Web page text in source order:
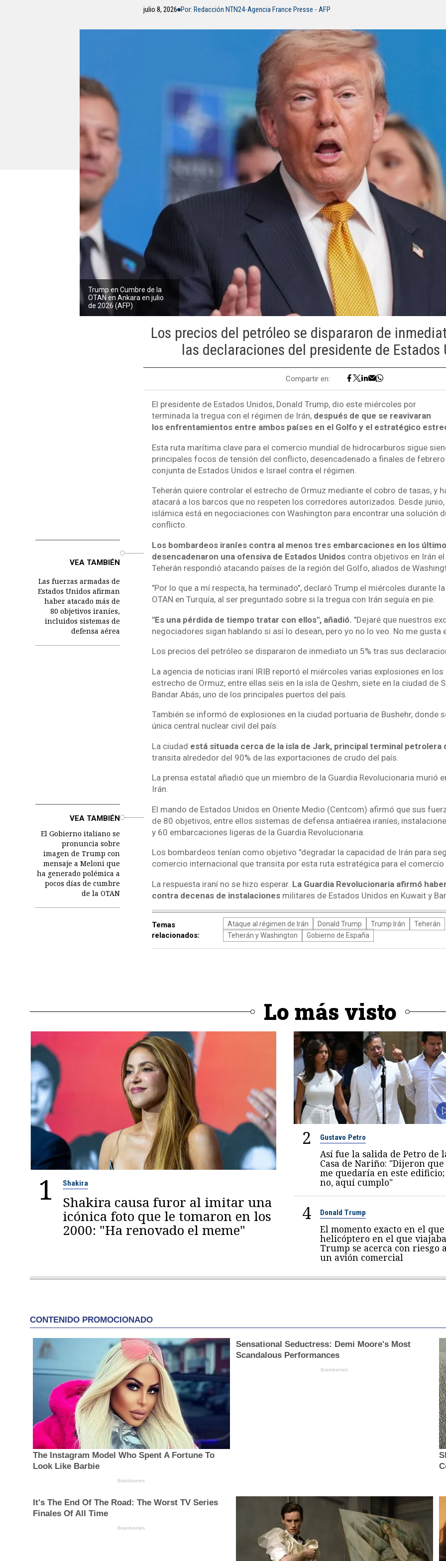
julio 8, 2026 Por: Redacción NTN24-Agencia France Presse - AFP
Trump en Cumbre de la
OTAN en Ankara en julio
de 2026 (AFP)
Los precios del petróleo se dispararon de
las declaraciones del presidente de Estados
Compartir en:
El presidente de Estados Unidos, Donald Trump, dio este miércoles por
terminada la tregua con el régimen de Irán, después de que se reavivaran
los enfrentamientos entre ambos países en el Golfo y el estratégico
Esta ruta marítima clave para el comercio mundial de hidrocarburos sigue
principales focos de tensión del conflicto, desencadenado a finales de
conjunta de Estados Unidos e Israel contra el régimen.
Teherán quiere controlar el estrecho de Ormuz mediante el cobro de tasas, y
atacará a los barcos que no respeten los corredores autorizados. Desde
islámica está en negociaciones con Washington para encontrar una solución
conflicto.
VEA TAMBIÉN
Las fuerzas armadas de
Estados Unidos afirman
haber atacado más de
80 objetivos iraníes,
incluidos sistemas de
defensa aérea
Los bombardeos iraníes contra al menos tres embarcaciones en los
desencadenaron una ofensiva de Estados Unidoscontra objetivos en Irán el
Teherán respondió atacando países de la región del Golfo, aliados de
"Por lo que a mí respecta, ha terminado", declaró Trump el miércoles durante
OTAN en Turquía, al ser preguntado sobre si la tregua con Irán seguía en pie.
"Es una pérdida de tiempo tratar con ellos", añadió. "Dejaré que nuestros
negociadores sigan hablando si así lo desean, pero yo no lo veo. No me gusta
Los precios del petróleo se dispararon de inmediato un 5% tras sus
La agencia de noticias iraní IRIB reportó el miércoles varias explosiones en
estrecho de Ormuz, entre ellas seis en la isla de Qeshm, siete en la ciudad de
Bandar Abás, uno de los principales puertos del país.
También se informó de explosiones en la ciudad portuaria de Bushehr, donde
única central nuclear civil del país.
La ciudad está situada cerca de la isla de Jark, principal terminal petrolera
transita alrededor del 90% de las exportaciones de crudo del país.
La prensa estatal añadió que un miembro de la Guardia Revolucionaria murió
Irán.
VEA TAMBIÉN
El Gobierno italiano se
pronuncia sobre
imagen de Trump con
mensaje a Meloni que
ha generado polémica a
pocos días de cumbre
de la OTAN
El mando de Estados Unidos en Oriente Medio (Centcom) afirmó que sus
de 80 objetivos, entre ellos sistemas de defensa antiaérea iraníes,
y 60 embarcaciones ligeras de la Guardia Revolucionaria.
Los bombardeos tenían como objetivo "degradar la capacidad de Irán para
comercio internacional que transita por esta ruta estratégica para el comercio
La respuesta iraní no se hizo esperar. La Guardia Revolucionaria afirmó
contra decenas de instalacionesmilitares de Estados Unidos en Kuwait y
Temas
relacionados:
Ataque al régimen de Irán Donald Trump Trump Irán
Teherán
Teherán y Washington
Gobierno de España
Lo más visto
1 Shakira
Shakira causa furor al imitar una
icónica foto que le tomaron en los
2000: "Ha renovado el meme"
2 Gustavo Petro
Así fue la salida de Petro de
Casa de Nariño: "Dijeron que
me quedaría en este
no, aquí cumplo"
4 Donald Trump
El momento exacto en el
helicóptero en el que viajaba
Trump se acerca con riesgo
un avión comercial